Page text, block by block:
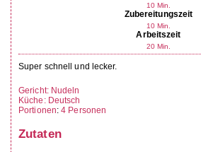
10 Min.
Zubereitungszeit
10 Min.
Arbeitszeit
20 Min.
Super schnell und lecker.
Gericht: Nudeln
Küche: Deutsch
Portionen:4 Personen
Zutaten